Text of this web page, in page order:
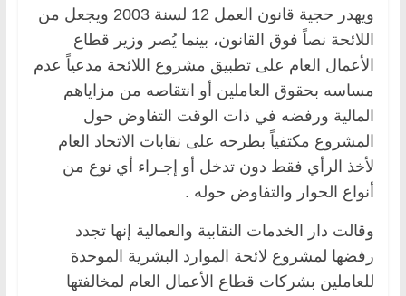
ويهدر حجية قانون العمل 12 لسنة 2003 ويجعل من
اللائحة نصاً فوق القانون، بينما يُصر وزير قطاع
الأعمال العام على تطبيق مشروع اللائحة مدعياً عدم
مساسه بحقوق العاملين أو انتقاصه من مزاياهم
المالية ورفضه في ذات الوقت التفاوض حول
المشروع مكتفياً بطرحه على نقابات الاتحاد العام
لأخذ الرأي فقط دون تدخل أو إجـراء أي نوع من
أنواع الحوار والتفاوض حوله .
وقالت دار الخدمات النقابية والعمالية إنها تجدد
رفضها لمشروع لائحة الموارد البشرية الموحدة
للعاملين بشركات قطاع الأعمال العام لمخالفتها